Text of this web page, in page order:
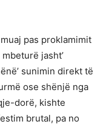
pas proklamimit
jasht’
sunimin direkt të
ose shënjë nga
dorë, kishte
brutal, pa no